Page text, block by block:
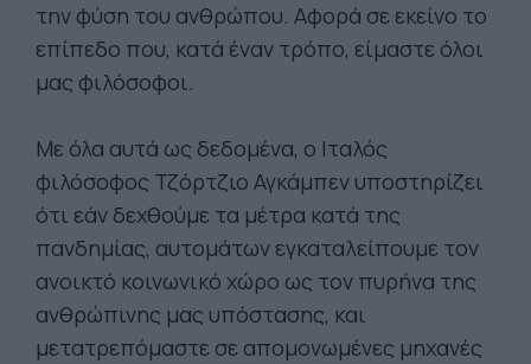
την φύση του ανθρώπου. Αφορά σε εκείνο το
επίπεδο που, κατά έναν τρόπο, είμαστε όλοι
μας φιλόσοφοι.
Με όλα αυτά ως δεδομένα, ο Ιταλός
φιλόσοφος Τζόρτζιο Αγκάμπεν υποστηρίζει
ότι εάν δεχθούμε τα μέτρα κατά της
πανδημίας, αυτομάτων εγκαταλείπουμε τον
ανοικτό κοινωνικό χώρο ως τον πυρήνα της
ανθρώπινης μας υπόστασης, και
μετατρεπόμαστε σε απομονωμένες μηχανές